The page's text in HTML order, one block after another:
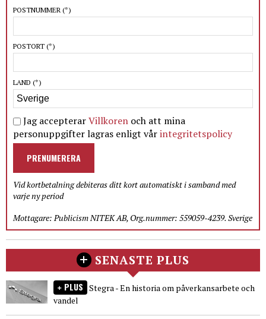
POSTNUMMER (*)
POSTORT (*)
LAND (*)
Jag accepterarVillkoren och att mina
personuppgifter lagras enligt vårintegritetspolicy
PRENUMERERA
Vid kortbetalning debiteras ditt kort automatiskt i samband med
varje ny period
Mottagare: Publicism NITEK AB, Org.nummer: 559059-4239. Sverige
SENASTE PLUS
PLUS Stegra - En historia om påverkansarbete och
vandel